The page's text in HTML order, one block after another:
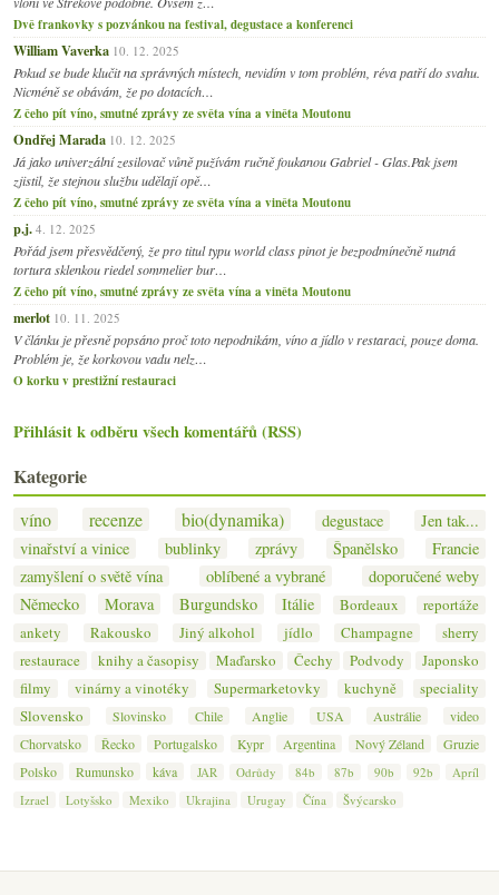
Dvě frankovky s pozvánkou na festival, degustace a konferenci
William Vaverka 10. 12. 2025
Pokud se bude klučit na správných místech, nevidím v tom problém, réva patří do svahu.
Nicméně se obávám, že po dotacích…
Z čeho pít víno, smutné zprávy ze světa vína a viněta Moutonu
Ondřej Marada 10. 12. 2025
Já jako univerzální zesilovač vůně pužívám ručně foukanou Gabriel - Glas.Pak jsem
zjistil, že stejnou službu udělají opě…
Z čeho pít víno, smutné zprávy ze světa vína a viněta Moutonu
p.j. 4. 12. 2025
Pořád jsem přesvědčený, že pro titul typu world class pinot je bezpodmínečně nutná
tortura sklenkou riedel sommelier bur…
Z čeho pít víno, smutné zprávy ze světa vína a viněta Moutonu
merlot 10. 11. 2025
V článku je přesně popsáno proč toto nepodnikám, víno a jídlo v restaraci, pouze doma.
Problém je, že korkovou vadu nelz…
O korku v prestižní restauraci
Přihlásit k odběru všech komentářů (RSS)
Kategorie
víno recenze bio(dynamika) degustace
Jen tak...
vinařství a vinice
bublinky zprávy Španělsko
Francie
zamyšlení o světě vína
oblíbené a vybrané
doporučené weby
Německo
Morava Burgundsko Itálie Bordeaux
reportáže
ankety
Rakousko Jiný alkohol jídlo Champagne
sherry
restaurace
knihy a časopisy Maďarsko Čechy Podvody
Japonsko
filmy
vinárny a vinotéky Supermarketovky kuchyně
speciality
Slovensko
Slovinsko Chile Anglie USA Austrálie
video
Chorvatsko
Řecko Portugalsko Kypr Argentina Nový Zéland
Gruzie
Polsko
Rumunsko káva JAR Odrůdy 84b 87b 90b 92b
Apríl
Izrael
Lotyšsko Mexiko Ukrajina Urugay Čína Švýcarsko